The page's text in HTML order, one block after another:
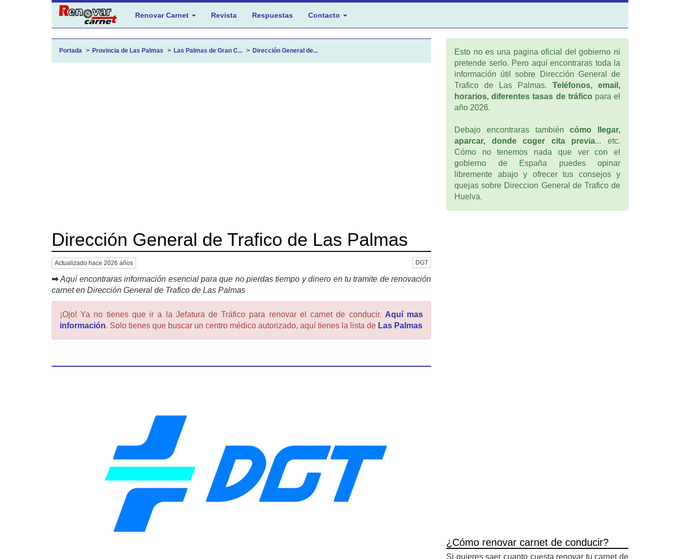
Renovar Carnet Revista Respuestas Contacto
Portada Provincia de Las Palmas Las Palmas de Gran C... Dirección General de...
Dirección General de Trafico de Las Palmas
Actualizado hace 2026 años DGT
➡ Aquí encontraras información esencial para que no pierdas tiempo y dinero en tu tramite de renovación
carnet en Dirección General de Trafico de Las Palmas
¡Ojo! Ya no tienes que ir a la Jefatura de Tráfico para renovar el carnet de conducir. Aquí mas
información. Solo tienes que buscar un centro médico autorizado, aquí tienes la lista de Las Palmas
Esto no es una pagina oficial del gobierno ni
pretende serlo. Pero aquí encontraras toda la
información útil sobre Dirección General de
Trafico de Las Palmas. Teléfonos, email,
horarios, diferentes tasas de tráfico para el
año 2026.
Debajo encontraras tambiéncómo llegar,
aparcar, donde coger cita previa... etc.
Cómo no tenemos nada que ver con el
gobierno de España puedes opinar
libremente abajo y ofrecer tus consejos y
quejas sobre Direccion General de Trafico de
Huelva.
¿Cómo renovar carnet de conducir?
Si quieres saer cuanto cuesta renovar tu carnet de